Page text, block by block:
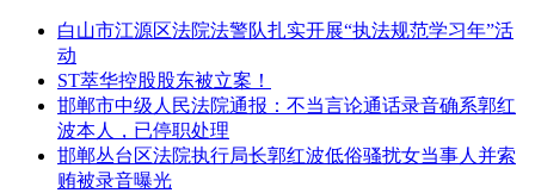
白山市江源区法院法警队扎实开展“执法规范学习年”活
动
ST萃华控股股东被立案！
邯郸市中级人民法院通报：不当言论通话录音确系郭红
波本人，已停职处理
邯郸丛台区法院执行局长郭红波低俗骚扰女当事人并索
贿被录音曝光